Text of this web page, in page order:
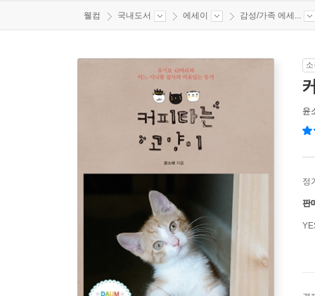
웰컴 국내도서 에세이 감성/가족 에세...
윤
정
판